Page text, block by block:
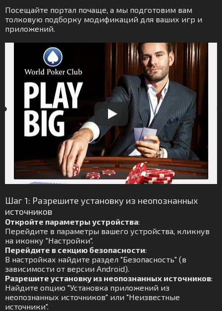
Посещайте портал почаще, а мы подготовим вам
толковую подборку модификаций для ваших игр и
приложений.
Шаг 1: Разрешите установку из неопознанных
источников
Откройте параметры устройства:
Перейдите в параметры вашего устройства, кликнув
на иконку "Настройки".
Перейдите в секцию безопасности:
В настройках найдите раздел "Безопасность" (в
зависимости от версии Android).
Разрешите установку из неопознанных источников:
Найдите опцию "Установка приложений из
неопознанных источников" или "Неизвестные
источники".